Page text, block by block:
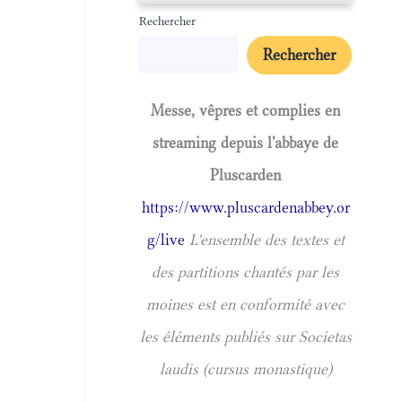
Rechercher
Rechercher
Messe, vêpres et complies en
streaming depuis l'abbaye de
Pluscarden
https://www.pluscardenabbey.or
g/live L'ensemble des textes et
des partitions chantés par les
moines est en conformité avec
les éléments publiés sur Societas
laudis (cursus monastique)